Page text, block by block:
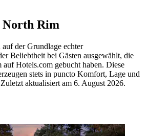
Rim
der Grundlage echter
Beliebtheit bei Gästen ausgewählt, die
Hotels.com gebucht haben. Diese
stets in puncto Komfort, Lage und
aktualisiert am 6. August 2026.